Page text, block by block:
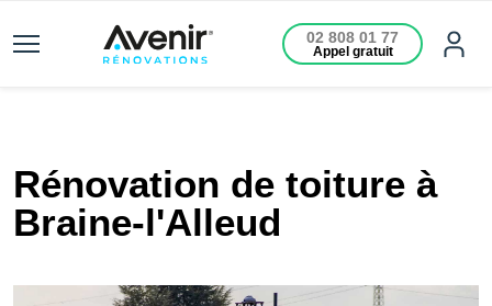
02 808 01 77
Appel gratuit
Rénovation de toiture à
Braine-l'Alleud